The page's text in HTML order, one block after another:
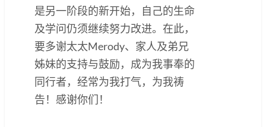
是另一阶段的新开始，自己的生命
及学问仍须继续努力改进。在此，
要多谢太太Merody、家人及弟兄
姊妹的支持与鼓励，成为我事奉的
同行者，经常为我打气，为我祷
告！感谢你们！